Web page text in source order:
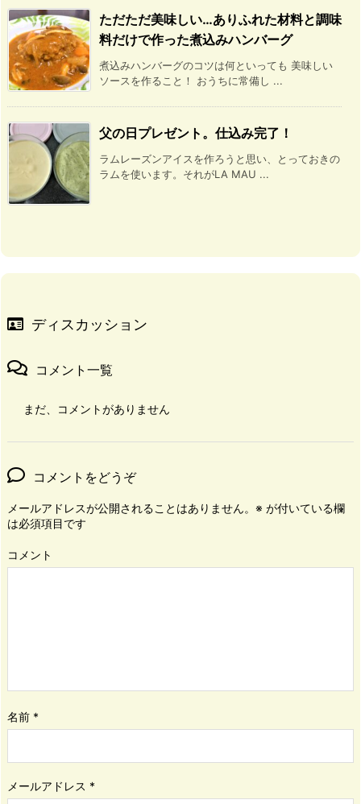
ただただ美味しい…ありふれた材料と調味
料だけで作った煮込みハンバーグ
煮込みハンバーグのコツは何といっても 美味しい
ソースを作ること！ おうちに常備し ...
父の日プレゼント。仕込み完了！
ラムレーズンアイスを作ろうと思い、とっておきの
ラムを使います。それがLA MAU ...
ディスカッション
コメント一覧
まだ、コメントがありません
コメントをどうぞ
メールアドレスが公開されることはありません。 ※ が付いている欄
は必須項目です
コメント
名前 *
メールアドレス *